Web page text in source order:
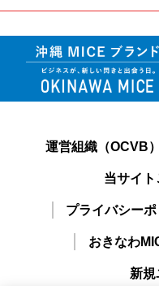
運営組織（OCVB
当サイ
プライバシー
おきなわ
新規